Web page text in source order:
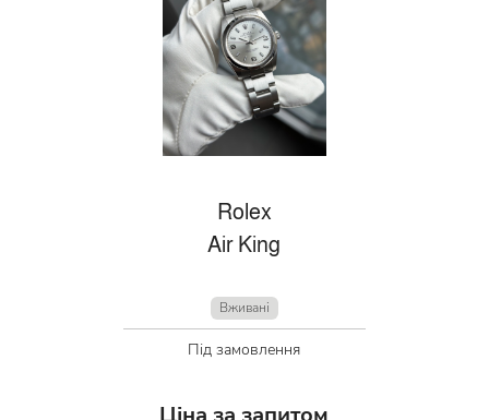
Rolex
Air King
Вживані
Під замовлення